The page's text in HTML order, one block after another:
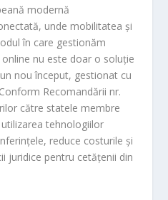
modernă
unde mobilitatea și
în care gestionăm
nu este doar o soluție
nou început, gestionat cu
Recomandării nr.
către statele membre
tehnologiilor
reduce costurile și
juridice pentru cetățenii din